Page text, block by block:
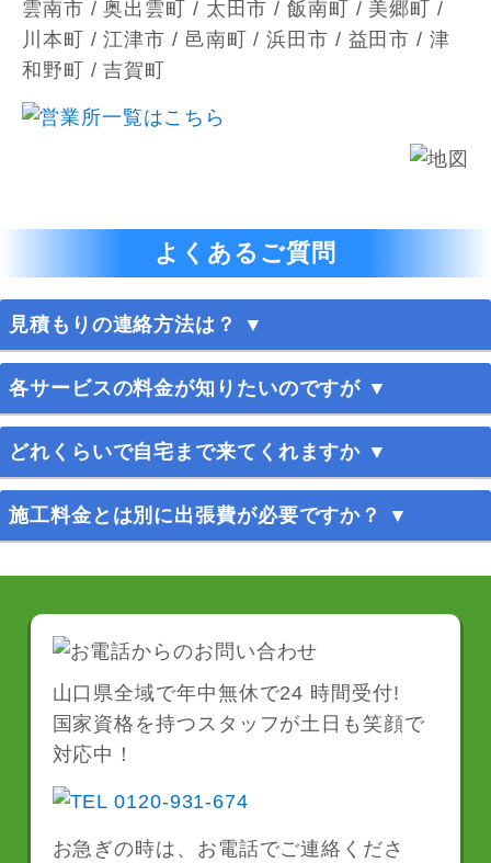
雲南市 / 奥出雲町 / 太田市 / 飯南町 / 美郷町 /
川本町 / 江津市 / 邑南町 / 浜田市 / 益田市 / 津
和野町 / 吉賀町
よくあるご質問
見積もりの連絡方法は？ ▼
365日お電話、メールにて受け付けております。お
気軽にお問い合わせください。
各サービスの料金が知りたいのですが ▼
料金案内をご覧ください。
料金についてご不明な点がありましたらお気軽にお
問い合わせください。
どれくらいで自宅まで来てくれますか ▼
最短30分でお伺いいたします。
※お伺いさせていただく場所によりお時間を頂く場
施工料金とは別に出張費が必要ですか？ ▼
山口県全域で年中無休で24 時間受付!
国家資格を持つスタッフが土日も笑顔で
対応中！
お急ぎの時は、お電話でご連絡くださ